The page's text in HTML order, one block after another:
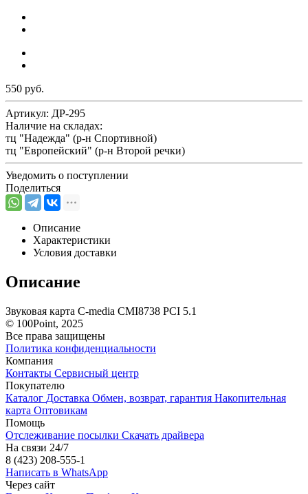
550 руб.
Артикул: ДР-295
Наличие на складах:
тц "Надежда" (р-н Спортивной)
тц "Европейский" (р-н Второй речки)
Уведомить о поступлении
Поделиться
Описание
Характеристики
Условия доставки
Описание
Звуковая карта C-media CMI8738 PCI 5.1
© 100Point, 2025
Все права защищены
Политика конфиденциальности
Компания
Контакты Сервисный центр
Покупателю
Каталог Доставка Обмен, возврат, гарантия Накопительная
карта Оптовикам
Помощь
Отслеживание посылки Скачать драйвера
На связи 24/7
8 (423) 208-555-1
Написать в WhatsApp
Через сайт